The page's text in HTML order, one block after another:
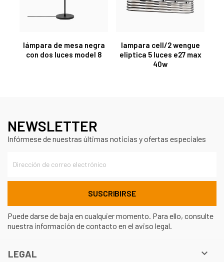
lámpara de mesa negra
con dos luces model 8
lampara cell/2 wengue
eliptica 5 luces e27 max
40w
NEWSLETTER
Infórmese de nuestras últimas noticias y ofertas especiales
Puede darse de baja en cualquier momento. Para ello, consulte
nuestra información de contacto en el aviso legal.
LEGAL 